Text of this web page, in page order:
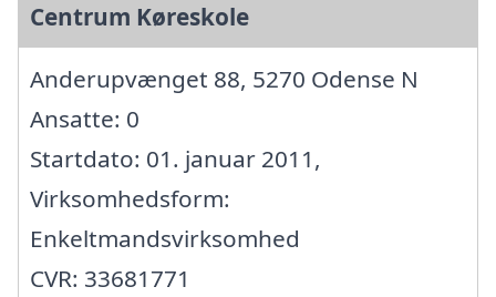
Centrum Køreskole
Anderupvænget 88, 5270 Odense N
Ansatte: 0
Startdato: 01. januar 2011,
Virksomhedsform:
Enkeltmandsvirksomhed
CVR: 33681771